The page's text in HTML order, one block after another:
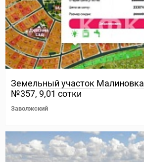
Земельный участок Малиновка
№357, 9,01 сотки
Заволжский